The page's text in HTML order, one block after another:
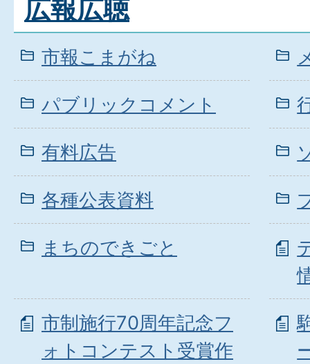
広報広聴
市報こまがね
パブリックコメント
有料広告
各種公表資料
まちのできごと
市制施行70周年記念フ
ォトコンテスト受賞作